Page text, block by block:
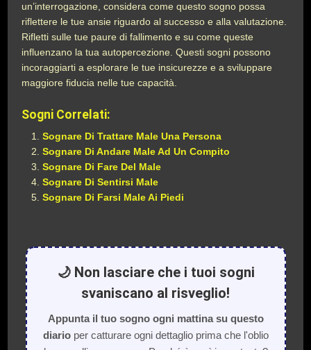
un’interrogazione, considera come questo sogno possa
riflettere le tue ansie riguardo al successo e alla valutazione.
Rifletti sulle tue paure di fallimento e su come queste
influenzano la tua autopercezione. Questi sogni possono
incoraggiarti a esplorare le tue insicurezze e a sviluppare
maggiore fiducia nelle tue capacità.
Sogni Correlati:
Sognare Di Trattare Male Una Persona
Sognare Di Andare Male Ad Un Compito
Sognare Di Fare Del Male
Sognare Di Sentirsi Male
Sognare Di Farsi Male Ai Piedi
🌙 Non lasciare che i tuoi sogni
svaniscano al risveglio!
Appunta il tuo sogno ogni mattina su questo
diarioper catturare ogni dettaglio prima che l'oblio